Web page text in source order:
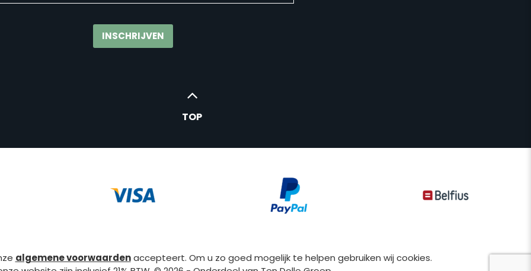
TOP
algemene voorwaardenaccepteert. Om u zo goed mogelijk te helpen gebruiken wij cookies.